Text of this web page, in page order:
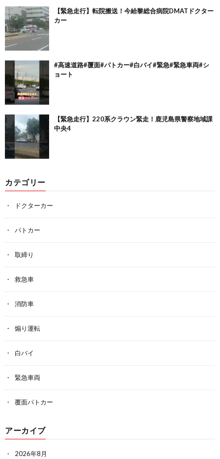
【緊急走行】転院搬送！今給黎総合病院DMATドクター
カー
#高速道路#覆面#パトカー#白バイ#緊急#緊急車両#シ
ョート
【緊急走行】220系クラウン緊走！鹿児島県警察地域課
中央4
カテゴリー
ドクターカー
パトカー
取締り
救急車
消防車
煽り運転
白バイ
緊急車両
覆面パトカー
アーカイブ
2026年8月